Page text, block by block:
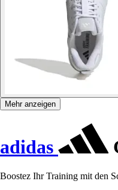
Mehr anzeigen
adidas
Boostez Ihr Training mit den